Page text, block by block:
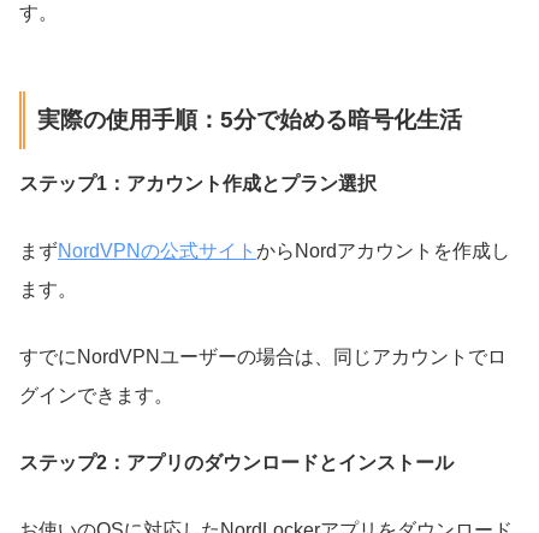
す。
実際の使用手順：5分で始める暗号化生活
ステップ1：アカウント作成とプラン選択
まずNordVPNの公式サイト からNordアカウントを作成し
ます。
すでにNordVPNユーザーの場合は、同じアカウントでロ
グインできます。
ステップ2：アプリのダウンロードとインストール